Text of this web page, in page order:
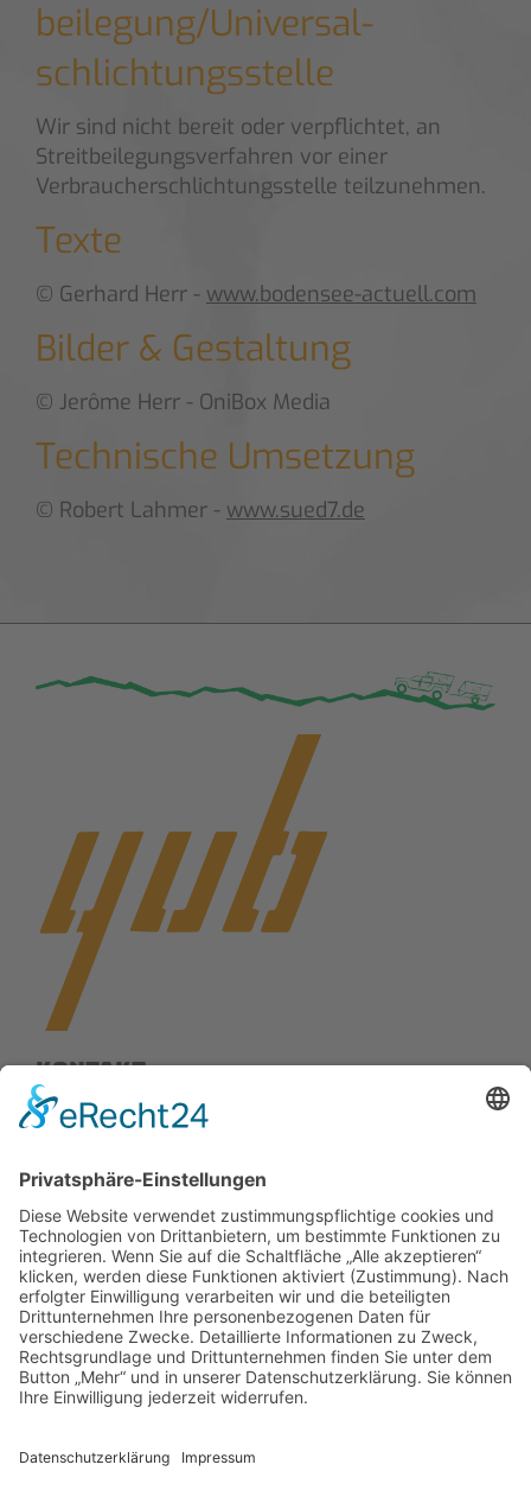
beilegung/Universal­
schlichtungs­stelle
Wir sind nicht bereit oder verpflichtet, an
Streitbeilegungsverfahren vor einer
Verbraucherschlichtungsstelle teilzunehmen.
Texte
© Gerhard Herr - www.bodensee-actuell.com
Bilder & Gestaltung
© Jerôme Herr - OniBox Media
Technische Umsetzung
© Robert Lahmer - www.sued7.de
Kontakt
YUB GmbH
72459 Albstadt
+49 157 5806 2042
info@yub-camper.de
www.yub-camper.de
Socials